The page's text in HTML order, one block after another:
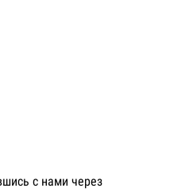
с нами через